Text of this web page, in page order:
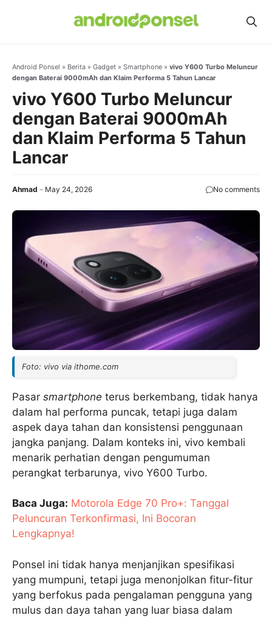
Android Ponsel » Berita » Gadget » Smartphone » vivo Y600 Turbo Meluncur
dengan Baterai 9000mAh dan Klaim Performa 5 Tahun Lancar
vivo Y600 Turbo Meluncur
dengan Baterai 9000mAh
dan Klaim Performa 5 Tahun
Lancar
Ahmad May 24, 2026 No comments
Foto: vivo via ithome.com
Pasar smartphone terus berkembang, tidak hanya
dalam hal performa puncak, tetapi juga dalam
aspek daya tahan dan konsistensi penggunaan
jangka panjang. Dalam konteks ini, vivo kembali
menarik perhatian dengan pengumuman
perangkat terbarunya, vivo Y600 Turbo.
Baca Juga: Motorola Edge 70 Pro+: Tanggal
Peluncuran Terkonfirmasi, Ini Bocoran
Lengkapnya!
Ponsel ini tidak hanya menjanjikan spesifikasi
yang mumpuni, tetapi juga menonjolkan fitur-fitur
yang berfokus pada pengalaman pengguna yang
mulus dan daya tahan yang luar biasa dalam